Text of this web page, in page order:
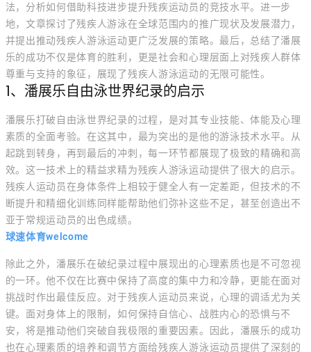
法，分析如何借助科技进步提升残疾运动员的竞技水平。进一步
地，文章探讨了残疾人游泳在全球范围内的推广现状及发展潜力，
并提出推动残疾人游泳运动更广泛发展的策略。最后，总结了潘展
乐的成功不仅是体育的胜利，更是社会和心理层面上对残疾人群体
尊重与支持的象征，展现了残疾人游泳运动的无限可能性。
1、潘展乐自由泳世界纪录的启示
潘展乐打破自由泳世界纪录的过程，是对其专业技能、体能及心理
素质的全面考验。在这其中，最为突出的是他的游泳技术水平。从
起跳到转身，再到最后的冲刺，每一环节都展现了极致的精确和高
效。这一技术上的精益求精为残疾人游泳运动提供了很大的启示。
残疾人运动员在身体条件上相较于健全人有一定差距，但技术的不
断提升和精细化训练同样能帮助他们弥补这些不足，甚至创造出不
亚于常规运动员的出色成绩。
球速体育welcome
除此之外，潘展乐在破纪录过程中展现出的心理素质也是不可忽视
的一环。他不仅在比赛中保持了高度的集中力和冷静，更能在面对
挑战时作出最佳反应。对于残疾人运动员来说，心理的调适尤为关
键。面对身体上的限制，如何保持自信心、战胜内心的恐惧与不
安，将是推动他们突破自我极限的重要因素。因此，潘展乐的成功
也在心理素质的培养和调节方面给残疾人游泳运动员提供了深刻的